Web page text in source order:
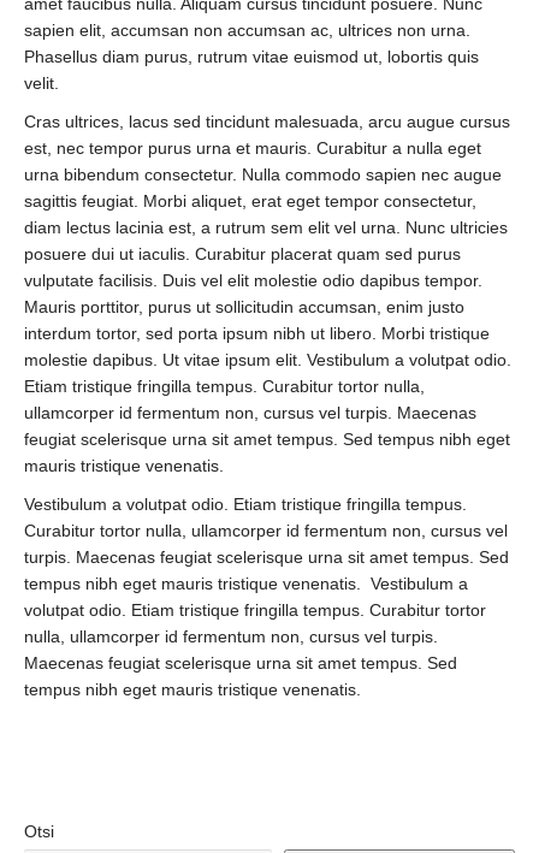
sapien elit, accumsan non accumsan ac, ultrices non urna.
Phasellus diam purus, rutrum vitae euismod ut, lobortis quis
velit.
Cras ultrices, lacus sed tincidunt malesuada, arcu augue cursus
est, nec tempor purus urna et mauris. Curabitur a nulla eget
urna bibendum consectetur. Nulla commodo sapien nec augue
sagittis feugiat. Morbi aliquet, erat eget tempor consectetur,
diam lectus lacinia est, a rutrum sem elit vel urna. Nunc ultricies
posuere dui ut iaculis. Curabitur placerat quam sed purus
vulputate facilisis. Duis vel elit molestie odio dapibus tempor.
Mauris porttitor, purus ut sollicitudin accumsan, enim justo
interdum tortor, sed porta ipsum nibh ut libero. Morbi tristique
molestie dapibus. Ut vitae ipsum elit. Vestibulum a volutpat odio.
Etiam tristique fringilla tempus. Curabitur tortor nulla,
ullamcorper id fermentum non, cursus vel turpis. Maecenas
feugiat scelerisque urna sit amet tempus. Sed tempus nibh eget
mauris tristique venenatis.
Vestibulum a volutpat odio. Etiam tristique fringilla tempus.
Curabitur tortor nulla, ullamcorper id fermentum non, cursus vel
turpis. Maecenas feugiat scelerisque urna sit amet tempus. Sed
tempus nibh eget mauris tristique venenatis. Vestibulum a
volutpat odio. Etiam tristique fringilla tempus. Curabitur tortor
nulla, ullamcorper id fermentum non, cursus vel turpis.
Maecenas feugiat scelerisque urna sit amet tempus. Sed
tempus nibh eget mauris tristique venenatis.
Otsi